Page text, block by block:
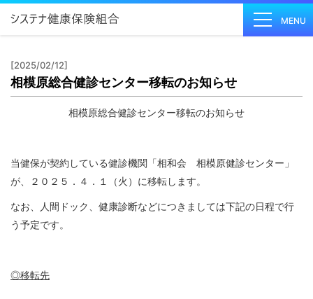
MENU
健保の
健保の
Insurance
Benefits
[2025/02/12]
相模原総合健診センター移転のお知らせ
相模原総合健診センター移転のお知らせ
当健保が契約している健診機関「相和会 相模原健診センター」
が、２０２５．４．１（火）に移転します。
なお、人間ドック、健康診断などにつきましては下記の日程で行
う予定です。
◎移転先